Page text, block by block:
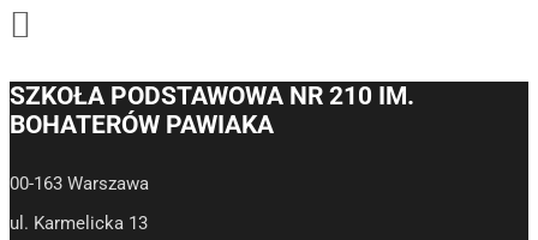
SZKOŁA PODSTAWOWA NR 210 IM.
BOHATERÓW PAWIAKA
00-163 Warszawa
ul. Karmelicka 13